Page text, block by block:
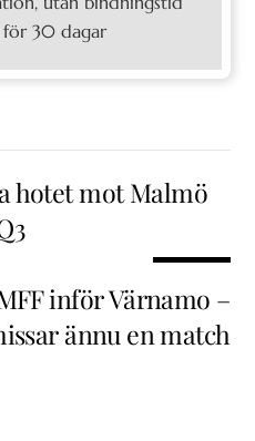
30 dagar
hotet mot Malmö
inför Värnamo –
ännu en match